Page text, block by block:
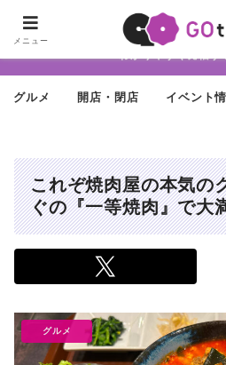
ちょっと怪しげだけど最近どんどん進化
グルメ 開店・閉店 イベント
これぞ焼肉屋の本気の
ぐの『一等焼肉』で大
グルメ
メニュー